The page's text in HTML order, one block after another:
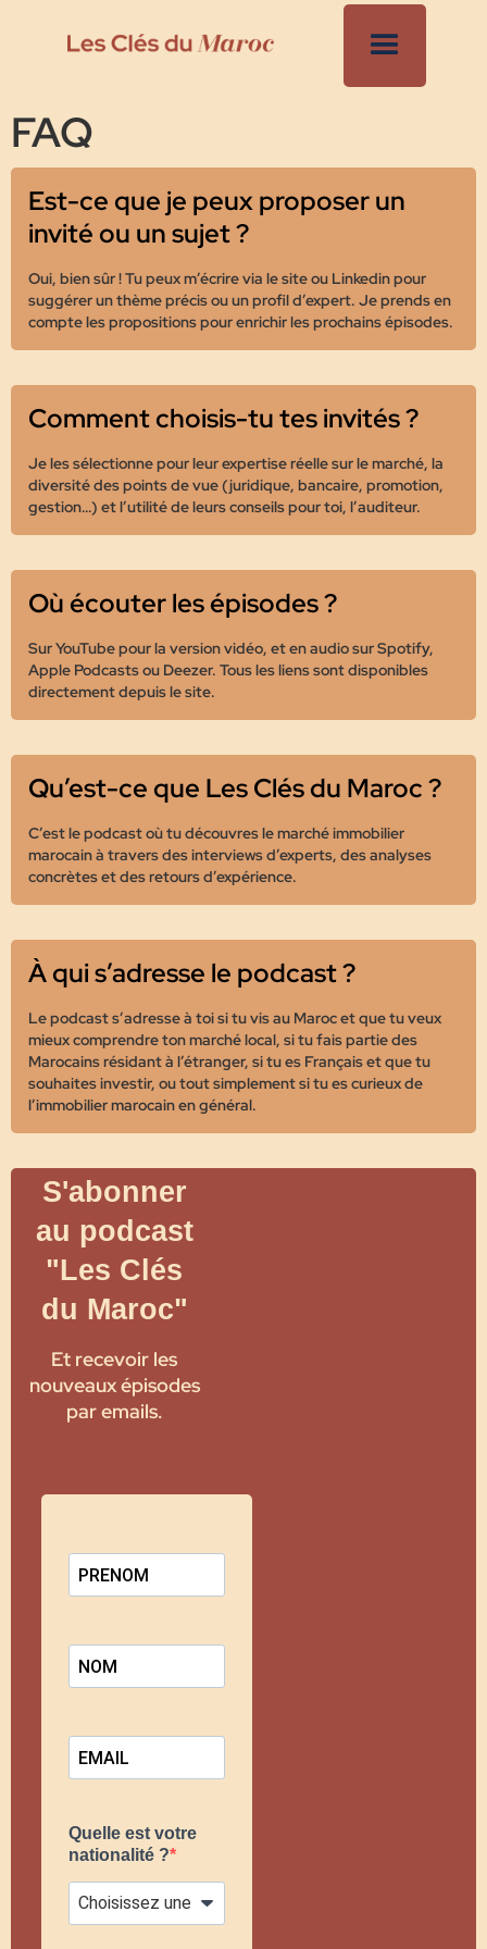
FAQ
Est-ce que je peux proposer un
invité ou un sujet ?
Oui, bien sûr ! Tu peux m’écrire via le site ou Linkedin pour
suggérer un thème précis ou un profil d’expert. Je prends en
compte les propositions pour enrichir les prochains épisodes.
Comment choisis-tu tes invités ?
Je les sélectionne pour leur expertise réelle sur le marché, la
diversité des points de vue (juridique, bancaire, promotion,
gestion…) et l’utilité de leurs conseils pour toi, l’auditeur.
Où écouter les épisodes ?
Sur YouTube pour la version vidéo, et en audio sur Spotify,
Apple Podcasts ou Deezer. Tous les liens sont disponibles
directement depuis le site.
Qu’est-ce que Les Clés du Maroc ?
C’est le podcast où tu découvres le marché immobilier
marocain à travers des interviews d’experts, des analyses
concrètes et des retours d’expérience.
À qui s’adresse le podcast ?
Le podcast s’adresse à toi si tu vis au Maroc et que tu veux
mieux comprendre ton marché local, si tu fais partie des
Marocains résidant à l’étranger, si tu es Français et que tu
souhaites investir, ou tout simplement si tu es curieux de
l’immobilier marocain en général.
S'abonner
au podcast
"Les Clés
du Maroc"
Et recevoir les
nouveaux épisodes
par emails.
Quelle est votre
nationalité ?